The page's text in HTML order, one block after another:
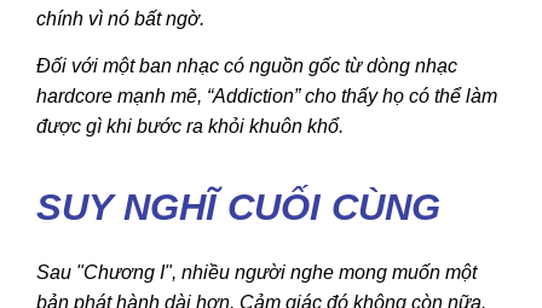
chính vì nó bất ngờ.
Đối với một ban nhạc có nguồn gốc từ dòng nhạc
hardcore mạnh mẽ, “Addiction”cho thấy họ có thể làm
được gì khi bước ra khỏi khuôn khổ.
SUY NGHĨ CUỐI CÙNG
Sau "Chương I", nhiều người nghe mong muốn một
bản phát hành dài hơn. Cảm giác đó không còn nữa.